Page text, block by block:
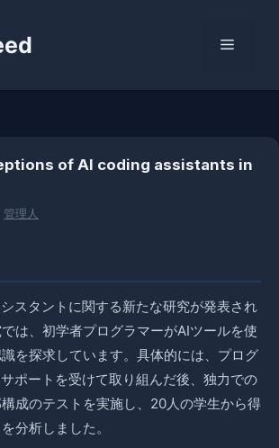
メ
of AI coding assistants in
管理人
スタントに関する新たな研究が発表され
は、初学者プログラマーがAIツールを使
を探求しています。具体的には、プログ
ポートを受けて取り組んだ後、独力での
成のテストを実施し、20人の学生から得
分析しました。